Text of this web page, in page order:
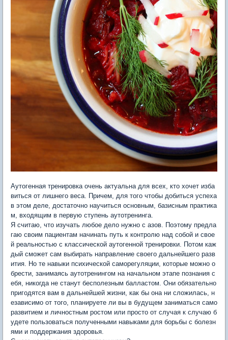
Аутогенная тренировка очень актуальна для всех, кто хочет изба
виться от лишнего веса. Причем, для того чтобы добиться успеха
в этом деле, достаточно научиться основным, базисным практика
м, входящим в первую ступень аутотренинга.
Я считаю, что изучать любое дело нужно с азов. Поэтому предла
гаю своим пациентам начинать путь к контролю над собой и свое
й реальностью с классической аутогенной тренировки. Потом каж
дый сможет сам выбирать направление своего дальнейшего разв
ития. Но те навыки психической саморегуляции, которые можно о
брести, занимаясь аутотренингом на начальном этапе познания с
ебя, никогда не станут бесполезным балластом. Они обязательно
пригодятся вам в дальнейшей жизни, как бы она ни сложилась, н
езависимо от того, планируете ли вы в будущем заниматься само
развитием и личностным ростом или просто от случая к случаю б
удете пользоваться полученными навыками для борьбы с болезн
ями и поддержания здоровья.